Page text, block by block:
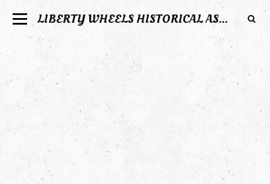
LIBERTY WHEELS HISTORICAL ASSOCIATION